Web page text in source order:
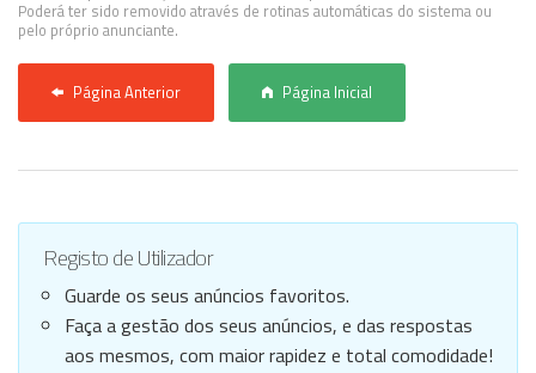
Poderá ter sido removido através de rotinas automáticas do sistema ou
pelo próprio anunciante.
Página Anterior Página Inicial
Registo de Utilizador
Guarde os seus anúncios favoritos.
Faça a gestão dos seus anúncios, e das respostas
aos mesmos, com maior rapidez e total comodidade!